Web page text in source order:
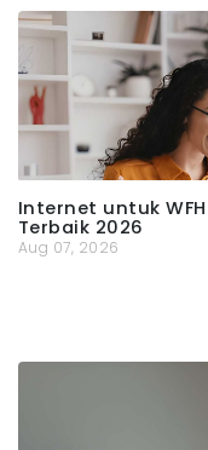
Internet untuk
Terbaik 2026
Aug 07, 2026